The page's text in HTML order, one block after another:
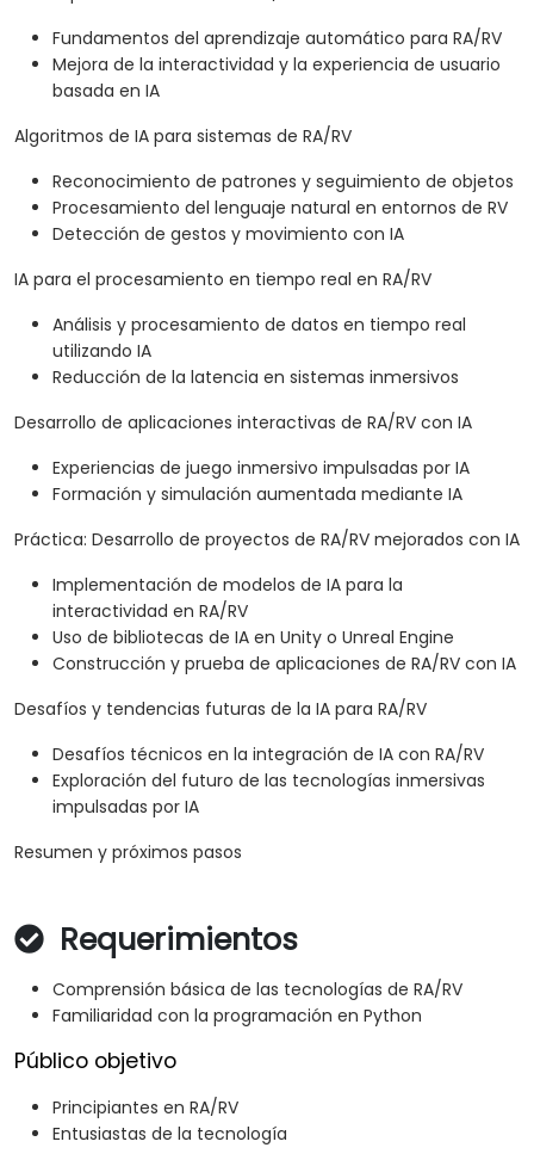
Fundamentos del aprendizaje automático para RA/RV
Mejora de la interactividad y la experiencia de usuario
basada en IA
Algoritmos de IA para sistemas de RA/RV
Reconocimiento de patrones y seguimiento de objetos
Procesamiento del lenguaje natural en entornos de RV
Detección de gestos y movimiento con IA
IA para el procesamiento en tiempo real en RA/RV
Análisis y procesamiento de datos en tiempo real
utilizando IA
Reducción de la latencia en sistemas inmersivos
Desarrollo de aplicaciones interactivas de RA/RV con IA
Experiencias de juego inmersivo impulsadas por IA
Formación y simulación aumentada mediante IA
Práctica: Desarrollo de proyectos de RA/RV mejorados con IA
Implementación de modelos de IA para la
interactividad en RA/RV
Uso de bibliotecas de IA en Unity o Unreal Engine
Construcción y prueba de aplicaciones de RA/RV con IA
Desafíos y tendencias futuras de la IA para RA/RV
Desafíos técnicos en la integración de IA con RA/RV
Exploración del futuro de las tecnologías inmersivas
impulsadas por IA
Resumen y próximos pasos
Requerimientos
Comprensión básica de las tecnologías de RA/RV
Familiaridad con la programación en Python
Público objetivo
Principiantes en RA/RV
Entusiastas de la tecnología